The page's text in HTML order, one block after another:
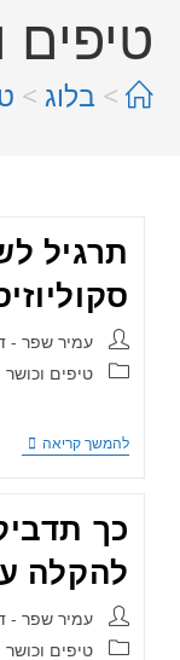
טיפים
> בלוג >
תרגיל
עמיר שפר -
טיפים וכושר
להמשך קריאה
כך
להקלה
עמיר שפר -
טיפים וכושר